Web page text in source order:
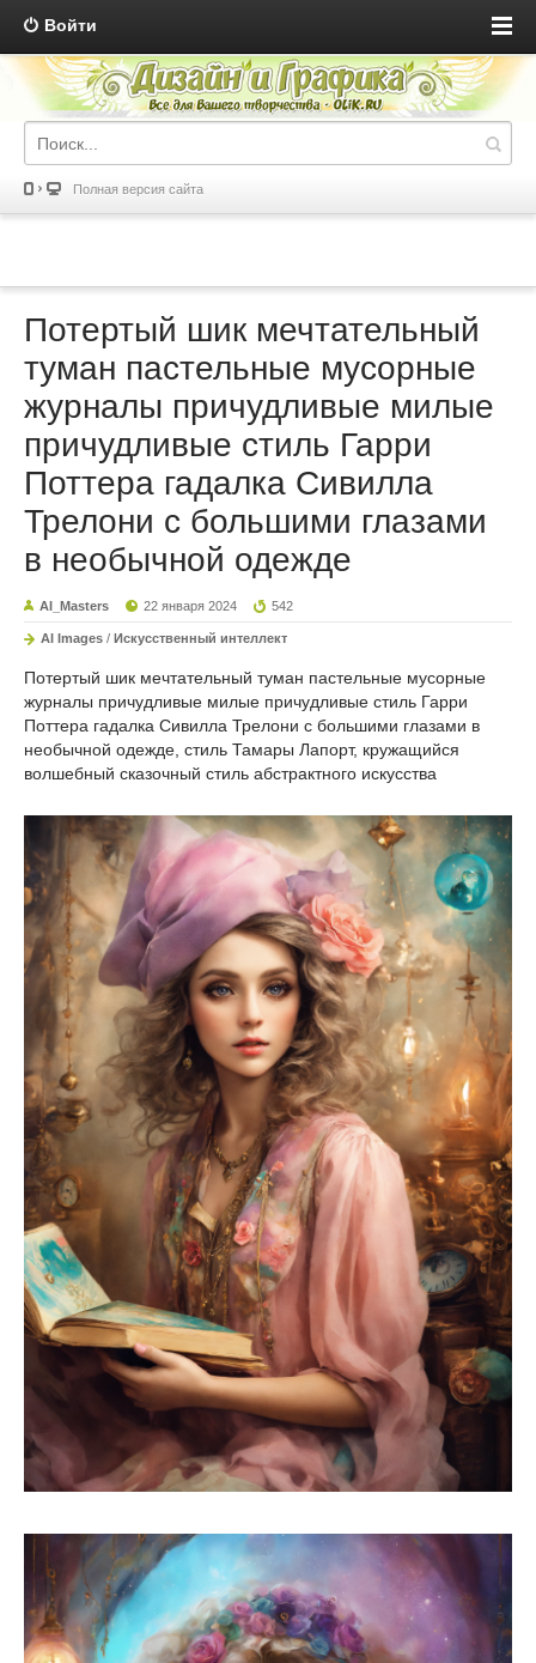
Войти
Полная версия сайта
Потертый шик мечтательный
туман пастельные мусорные
журналы причудливые милые
причудливые стиль Гарри
Поттера гадалка Сивилла
Трелони с большими глазами
в необычной одежде
AI_Masters 22 января 2024 542
AI Images / Искусственный интеллект
Потертый шик мечтательный туман пастельные мусорные
журналы причудливые милые причудливые стиль Гарри
Поттера гадалка Сивилла Трелони с большими глазами в
необычной одежде, стиль Тамары Лапорт, кружащийся
волшебный сказочный стиль абстрактного искусства